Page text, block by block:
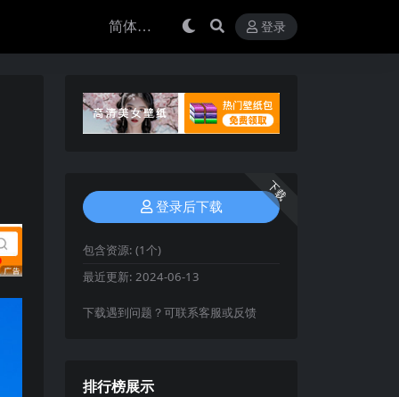
登录
下载
登录后下载
包含资源: (1个)
最近更新: 2024-06-13
下载遇到问题？可联系客服或反馈
排行榜展示